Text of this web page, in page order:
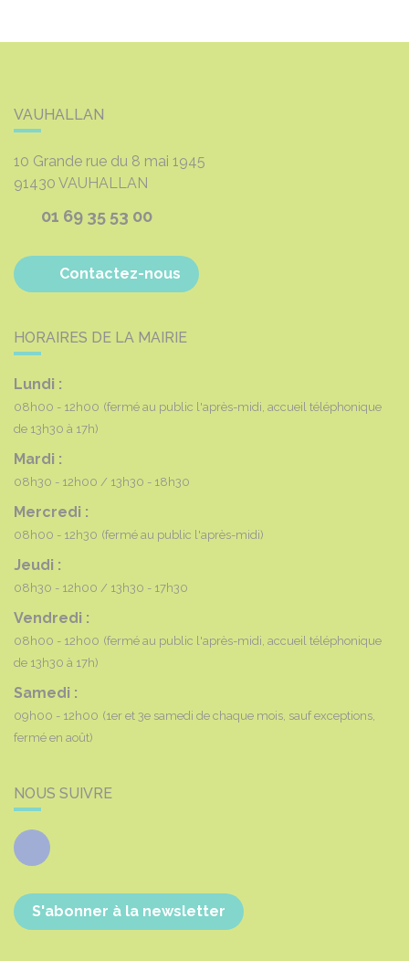
VAUHALLAN
10 Grande rue du 8 mai 1945
91430 VAUHALLAN
01 69 35 53 00
Contactez-nous
HORAIRES DE LA MAIRIE
Lundi :
08h00 - 12h00 (fermé au public l'après-midi, accueil téléphonique
de 13h30 à 17h)
Mardi :
08h30 - 12h00 13h30 - 18h30
Mercredi :
08h00 - 12h30 (fermé au public l'après-midi)
Jeudi :
08h30 - 12h00 13h30 - 17h30
Vendredi :
08h00 - 12h00 (fermé au public l'après-midi, accueil téléphonique
de 13h30 à 17h)
Samedi :
09h00 - 12h00 (1er et 3e samedi de chaque mois, sauf exceptions,
fermé en août)
NOUS SUIVRE
Facebook
S'abonner à la newsletter